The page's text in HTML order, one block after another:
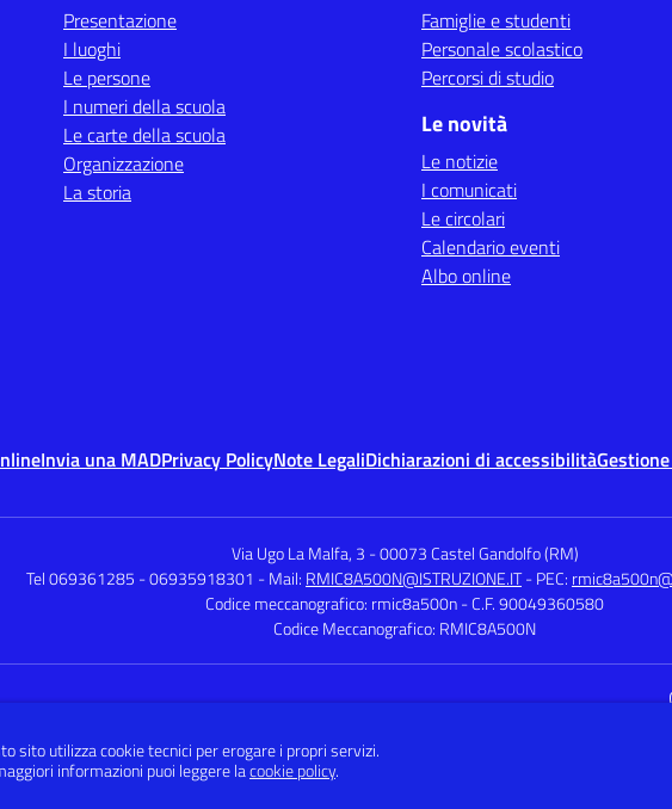
Presentazione
I luoghi
Le persone
I numeri della scuola
Le carte della scuola
Organizzazione
La storia
Famiglie e studenti
Personale scolastico
Percorsi di studio
Le novità
Le notizie
I comunicati
Le circolari
Calendario eventi
Albo online
Invia una MADPrivacy PolicyNote LegaliDichiarazioni di accessibilità
Via Ugo La Malfa, 3 -00073 Castel Gandolfo (RM)
Tel 069361285 - 06935918301 - Mail: RMIC8A500N@ISTRUZIONE.IT- PEC:
Codice meccanografico: rmic8a500n- C.F. 90049360580
Codice Meccanografico: RMIC8A500N
sito utilizza cookie tecnici per erogare i propri servizi.
informazioni puoi leggere lacookie policy.